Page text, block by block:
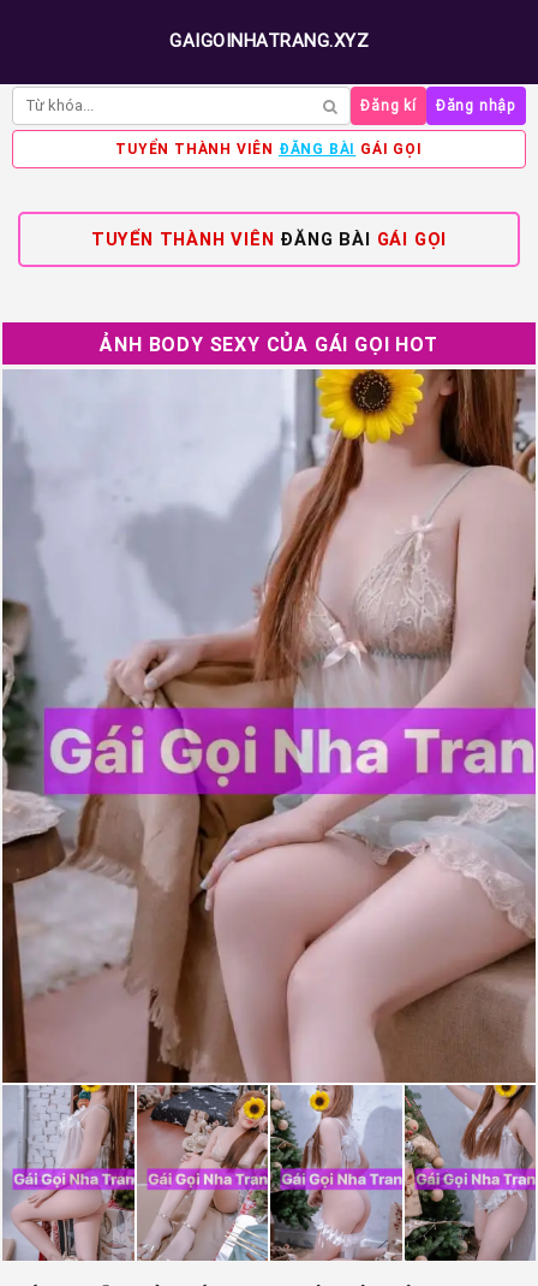
GAIGOINHATRANG.XYZ
Đăng kí Đăng nhập
TUYỂN THÀNH VIÊN ĐĂNG BÀI GÁI GỌI
TUYỂN THÀNH VIÊN ĐĂNG BÀI GÁI GỌI
ẢNH BODY SEXY CỦA GÁI GỌI HOT